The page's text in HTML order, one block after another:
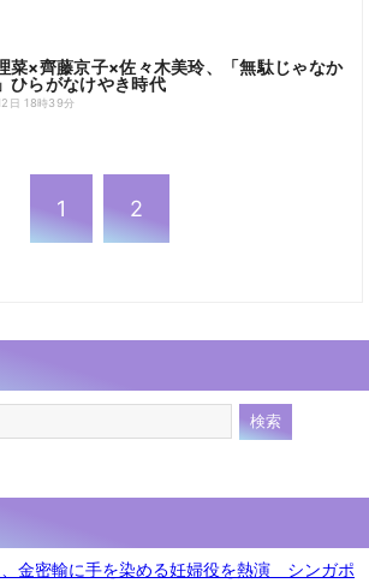
菜×齊藤京子×佐々木美玲、「無駄じゃなか
ひらがなけやき時代
日 18時39分
1 2
金密輸に手を染める妊婦役を熱演 シンガポ